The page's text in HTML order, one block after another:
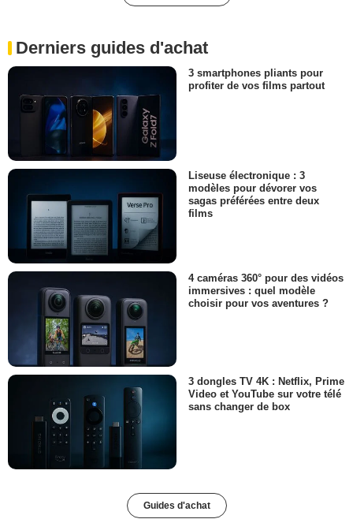
Derniers guides d'achat
3 smartphones pliants pour
profiter de vos films partout
Liseuse électronique : 3
modèles pour dévorer vos
sagas préférées entre deux
films
4 caméras 360° pour des vidéos
immersives : quel modèle
choisir pour vos aventures ?
3 dongles TV 4K : Netflix, Prime
Video et YouTube sur votre télé
sans changer de box
Guides d'achat